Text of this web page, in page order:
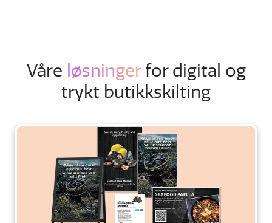
Våre løsningerfor digital og
trykt butikkskilting